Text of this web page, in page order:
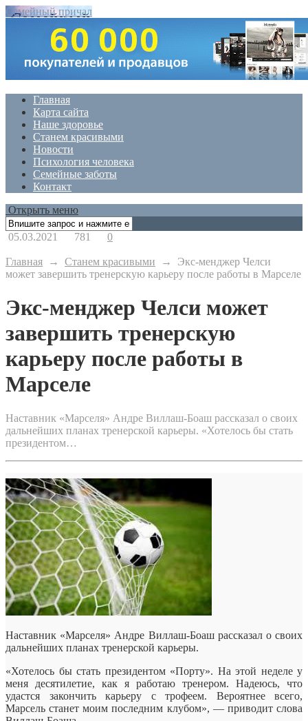
Семейный причал
Главная
Карта сайта
Наше здоровье
Станем красивыми
Новости
Психология человека
Семейные заботы
Контакт
Открыть меню
05.03.2021 781 0
Главная → Станем красивыми → Экс-менджер Челси
может завершить тренерскую карьеру после работы в Марселе
Экс-менджер Челси может
завершить тренерскую
карьеру после работы в
Марселе
Наставник «Марселя» Андре Виллаш-Боаш рассказал о своих
дальнейших планах тренерской карьеры. «Хотелось бы стать
президентом…
Наставник «Марселя» Андре Виллаш-Боаш рассказал о своих
дальнейших планах тренерской карьеры.
«Хотелось бы стать президентом «Порту». На этой неделе у
меня десятилетие, как я работаю тренером. Надеюсь, что
удастся закончить карьеру с трофеем. Вероятнее всего,
Марсельстанет моим последним клубом», — приводит слова